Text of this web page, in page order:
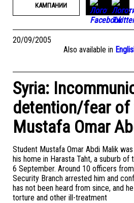
КАМПАНИИ
20/09/2005
Also available in
Syria:
detention/fear
Mustafa Omar
Student Mustafa Omar Abdi Malik
his home in Harasta Taht, a suburb of
6 September. Around 10 officers
Security Branch arrested him and
has not been heard from since, and
torture and other ill-treatment